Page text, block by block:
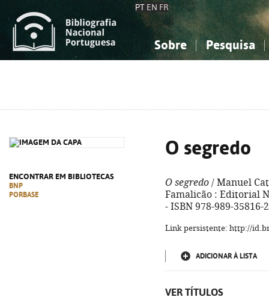
PT EN FR
Sobre Pesquisa
ENCONTRAR EM BIBLIOTECAS
BNP
PORBASE
O segredo
O segredo / Manuel
Famalicão : Editorial
- ISBN 978-989-35816-
Link persistente: http://
ADICIONAR À LISTA
VER TÍTULOS